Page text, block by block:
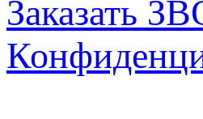
Заказать